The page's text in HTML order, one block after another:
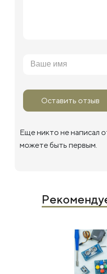
Оставить отзыв
Еще никто не написал
можете быть первым.